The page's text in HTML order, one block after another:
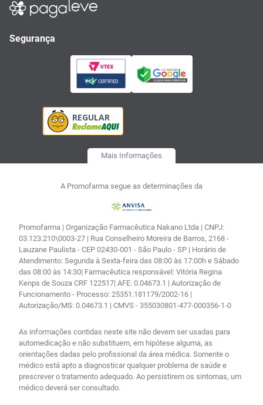
Segurança
Mais Informações
A Promofarma segue as determinações da
Promofarma | Organização Farmacêutica Nakano Ltda | CNPJ:
03.123.210\0003-27 | Rua Conselheiro Moreira de Barros, 2168 -
Lauzane Paulista - CEP 02430-001 - São Paulo - SP | Horário de
Atendimento: Segunda à Sexta-feira das 08:00 às 17:00h e Sábado
das 08:00 às 14:30| Farmacêutica responsável: Vitória Regina
Kenps de Souza CRF 122517| AFE: 0.04673.1 | Autorização de
Funcionamento - Processo: 25351.181179/2002-16 |
Autorização/MS: 0.04673.1 | CMVS - 355030801-477-000356-1-0
As informações contidas neste site não devem ser usadas para
automedicação e não substituem, em hipótese alguma, as
orientações dadas pelo profissional da área médica. Somente o
médico está apto a diagnosticar qualquer problema de saúde e
prescrever o tratamento adequado. Ao persistirem os sintomas, um
médico deverá ser consultado.